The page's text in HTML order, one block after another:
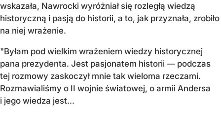
wskazała, Nawrocki wyróżniał się rozległą wiedzą
historyczną i pasją do historii, a to, jak przyznała, zrobiło
na niej wrażenie.
"Byłam pod wielkim wrażeniem wiedzy historycznej
pana prezydenta. Jest pasjonatem historii — podczas
tej rozmowy zaskoczył mnie tak wieloma rzeczami.
Rozmawialiśmy o II wojnie światowej, o armii Andersa
i jego wiedza jest...